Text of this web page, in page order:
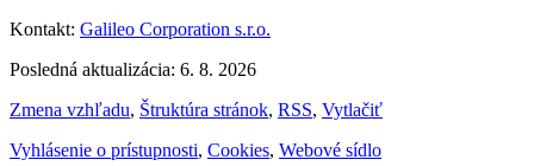
Kontakt: Galileo Corporation s.r.o.
Posledná aktualizácia: 6. 8. 2026
Zmena vzhľadu, Štruktúra stránok, RSS, Vytlačiť
Vyhlásenie o prístupnosti, Cookies, Webové sídlo